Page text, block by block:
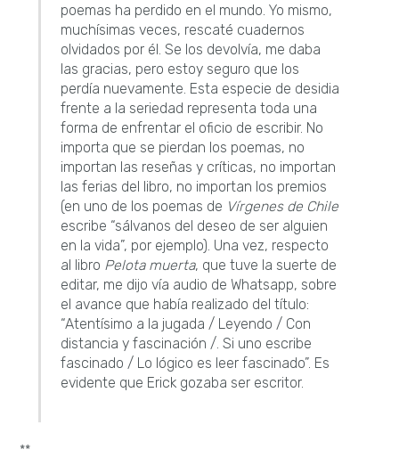
poemas ha perdido en el mundo. Yo mismo,
muchísimas veces, rescaté cuadernos
olvidados por él. Se los devolvía, me daba
las gracias, pero estoy seguro que los
perdía nuevamente. Esta especie de desidia
frente a la seriedad representa toda una
forma de enfrentar el oficio de escribir. No
importa que se pierdan los poemas, no
importan las reseñas y críticas, no importan
las ferias del libro, no importan los premios
(en uno de los poemas de Vírgenes de Chile
escribe “sálvanos del deseo de ser alguien
en la vida”, por ejemplo). Una vez, respecto
al libro Pelota muerta, que tuve la suerte de
editar, me dijo vía audio de Whatsapp, sobre
el avance que había realizado del título:
“Atentísimo a la jugada / Leyendo / Con
distancia y fascinación /. Si uno escribe
fascinado / Lo lógico es leer fascinado”. Es
evidente que Erick gozaba ser escritor.
**